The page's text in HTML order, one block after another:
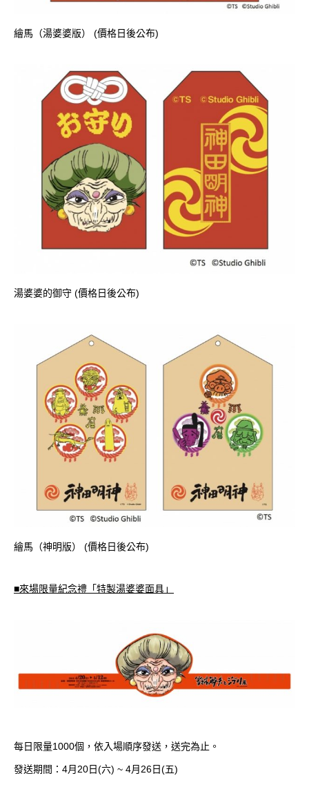
繪馬（湯婆婆版） (價格日後公布)
湯婆婆的御守 (價格日後公布)
繪馬（神明版） (價格日後公布)
■來場限量紀念禮「特製湯婆婆面具」
每日限量1000個，依入場順序發送，送完為止。
發送期間：4月20日(六) ~ 4月26日(五)